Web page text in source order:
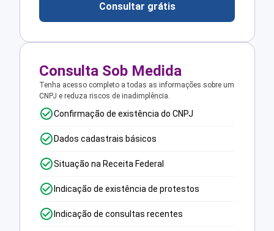
Consultar grátis
Consulta Sob Medida
Tenha acesso completo a todas as informações sobre um
CNPJ e reduza riscos de inadimplência.
Confirmação de existência do CNPJ
Dados cadastrais básicos
Situação na Receita Federal
Indicação de existência de protestos
Indicação de consultas recentes